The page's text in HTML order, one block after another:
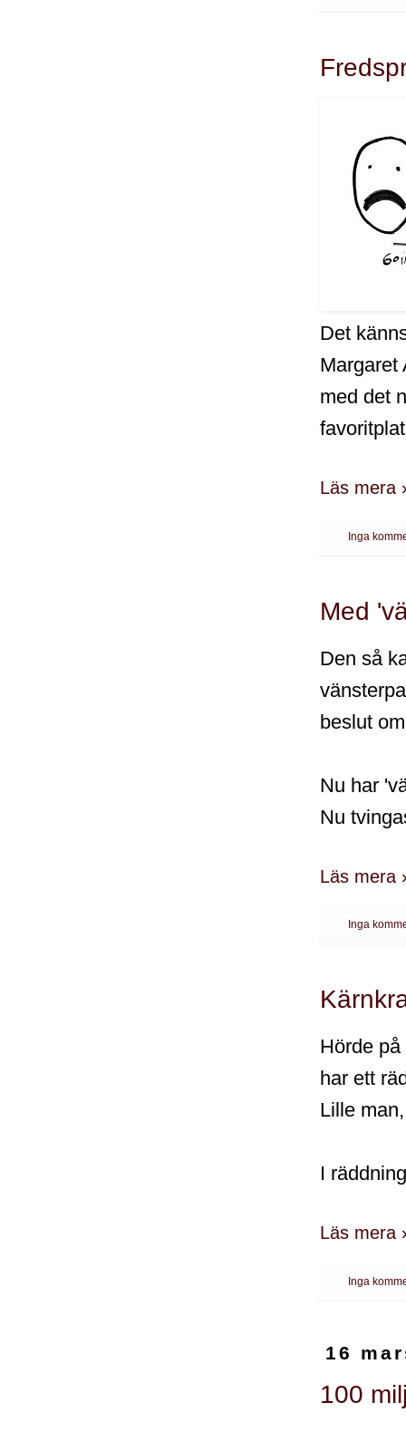
Det
Margaret
med det
Läs mera
Inga
Med
Den så
beslut
Nu har
Nu
Läs mera
Inga
Hörde
har ett
Lille
I
Läs mera
Inga
16
100